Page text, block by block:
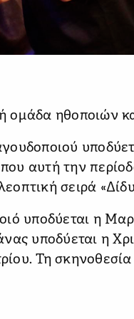
ομάδα ηθοποιών
αυτή την
σειρά
υποδύεται η
υποδύεται η
Τη